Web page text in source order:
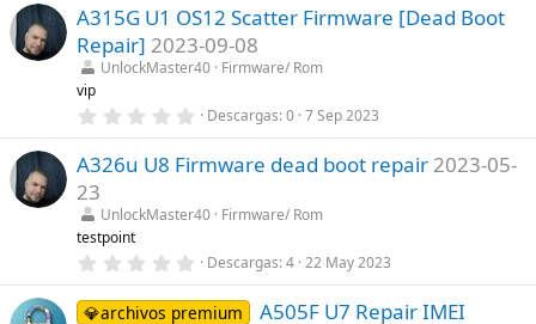
(
s
)
0
e
s
t
l
(
A315G U1 OS12 Scatter Firmware [Dead Boot
Repair] 2023-09-08
UnlockMaster40 Firmware/ Rom
vip
0
0
t
l
a
(
Descargas 0 7 Sep 2023
A326u U8 Firmware dead boot repair 2023-05-
23
UnlockMaster40 Firmware/ Rom
testpoint
0
0
Descargas 4 22 May 2023
💎archivos premium
A505F U7 Repair IMEI